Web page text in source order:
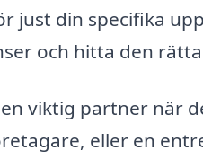
just din specifika
och hitta den
viktig partner när
eller en